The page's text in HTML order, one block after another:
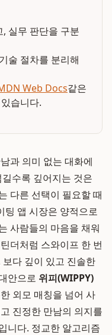
실무 판단을 구분
술 절차를 분리해
Web Docs같은
습니다.
과 의미 없는 대화에
수록 깊어지는 것은
다른 선택이 필요할 때
팅 앱 시장은 양적으로
사람들의 마음을 채워
더처럼 스와이프 한 번
다 깊이 있고 진솔한
안으로 위피(WIPPY)
외모 매칭을 넘어 사
진정한 만남의 의지를
니다. 정교한 알고리즘